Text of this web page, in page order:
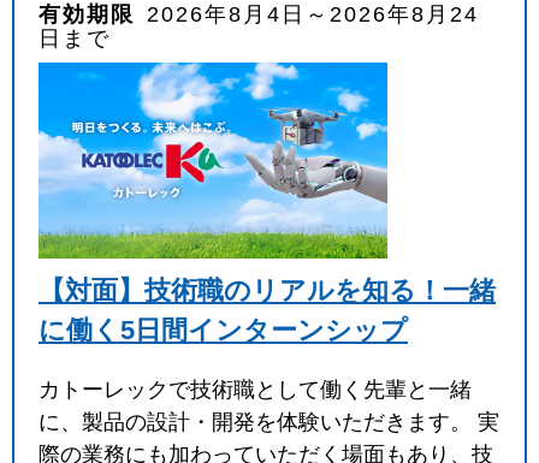
有効期限
2026年8月4日～2026年8月24
日まで
【対面】技術職のリアルを知る！一緒
に働く5日間インターンシップ
カトーレックで技術職として働く先輩と一緒
に、製品の設計・開発を体験いただきます。 実
際の業務にも加わっていただく場面もあり、技